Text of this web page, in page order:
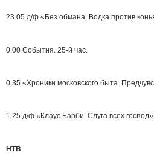
23.05 д/ф «Без обмана. Водка против
0.00 События. 25-й час.
0.35 «Хроники московского быта.
1.25 д/ф «Клаус Барби. Слуга всех
НТВ